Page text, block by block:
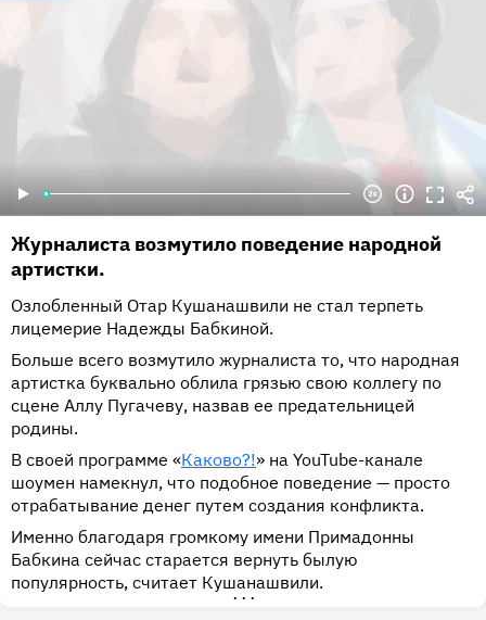
Журналиста возмутило поведение народной
артистки.
Озлобленный Отар Кушанашвили не стал терпеть
лицемерие Надежды Бабкиной.
Больше всего возмутило журналиста то, что народная
артистка буквально облила грязью свою коллегу по
сцене Аллу Пугачеву, назвав ее предательницей
родины.
В своей программе «Каково?!» на YouTube-канале
шоумен намекнул, что подобное поведение — просто
отрабатывание денег путем создания конфликта.
Именно благодаря громкому имени Примадонны
Бабкина сейчас старается вернуть былую
популярность, считает Кушанашвили.
•••